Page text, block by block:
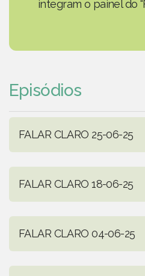
integram o painel do
Episódios
FALAR CLARO 25-06-25
FALAR CLARO 18-06-25
FALAR CLARO 04-06-25